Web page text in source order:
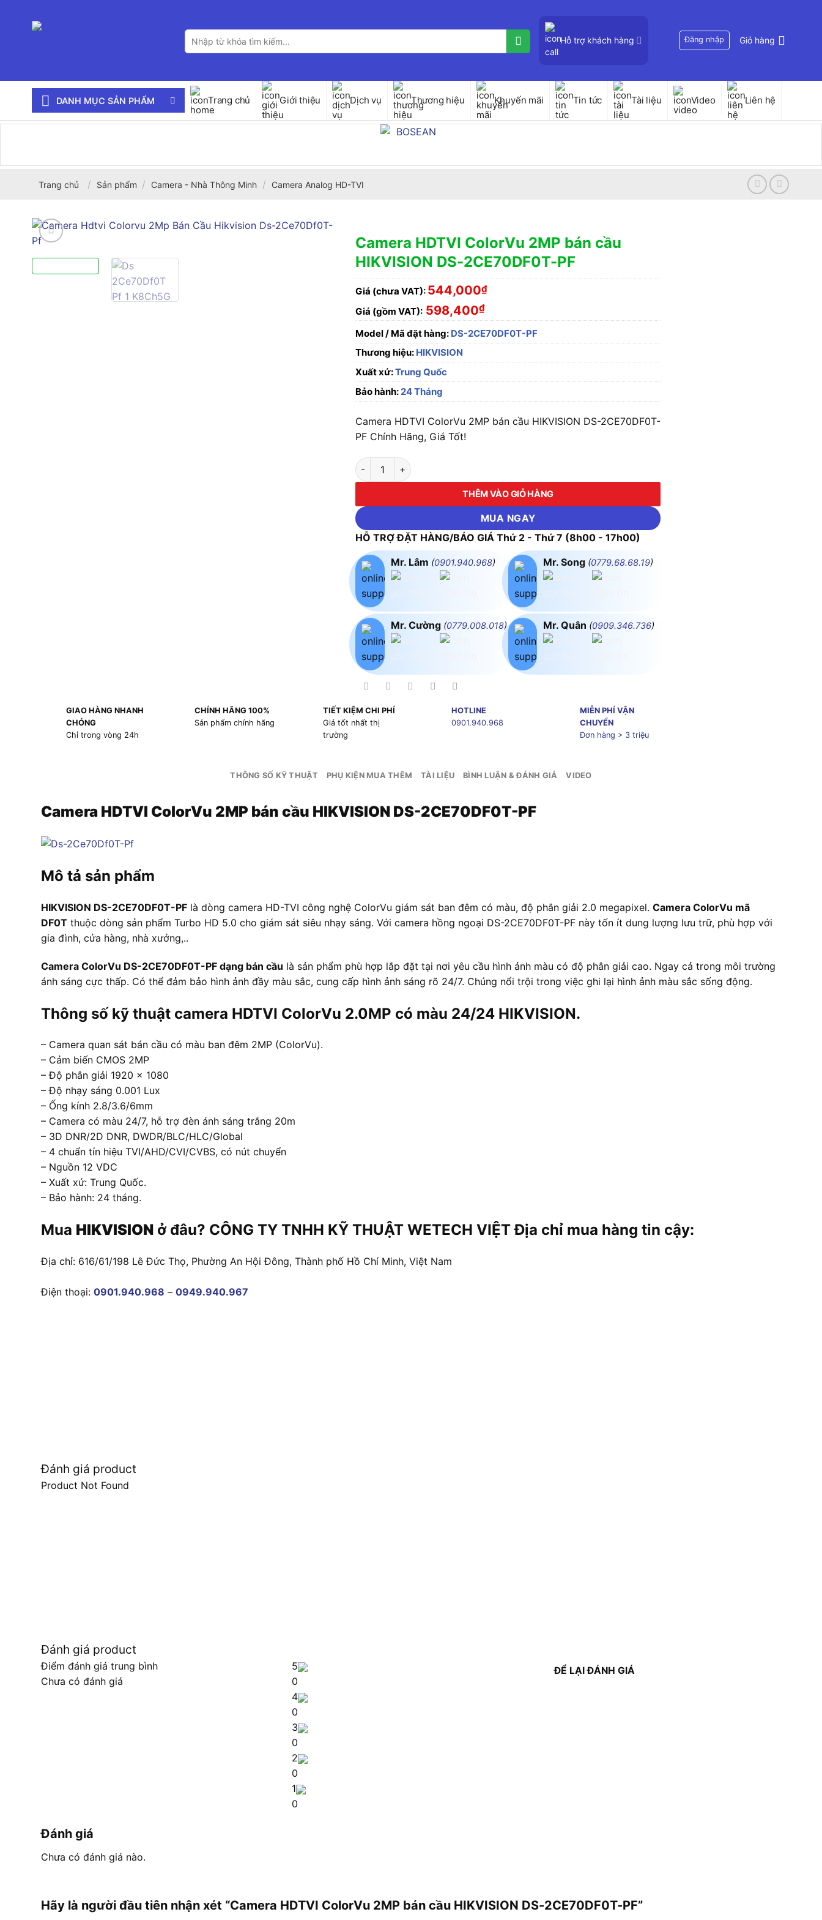
Tìm
kiếm:
Hỗ trợ khách hàng Đăng nhập Giỏ hàng
DANH MỤC SẢN PHẨM Trang chủ Giới thiệu Dịch vụ Thương hiệu Khuyến mãi Tin tức Tài liệu Video Liên hệ
Trang chủ / Sản phẩm / Camera - Nhà Thông Minh / Camera Analog HD-TVI
Camera HDTVI ColorVu 2MP bán cầu
HIKVISION DS-2CE70DF0T-PF
Giá (chưa VAT): 544,000₫
Giá (gồm VAT): 598,400₫
Model / Mã đặt hàng: DS-2CE70DF0T-PF
Thương hiệu: HIKVISION
Xuất xứ:Trung Quốc
Bảo hành:24 Tháng
Camera HDTVI ColorVu 2MP bán cầu HIKVISION DS-2CE70DF0T-
PF Chính Hãng, Giá Tốt!
Camera HDTVI ColorVu 2MP bán cầu HIKVISION DS-2CE70DF0T-PF số lượng
THÊM VÀO GIỎ HÀNG
MUA NGAY
HỖ TRỢ ĐẶT HÀNG/BÁO GIÁ Thứ 2 - Thứ 7 (8h00 - 17h00)
Mr. Lâm (0901.940.968)
Mr. Cường (0779.008.018)
Mr. Song (0779.68.68.19)
Mr. Quân (0909.346.736)
GIAO HÀNG NHANH
CHÓNG
Chỉ trong vòng 24h
CHÍNH HÃNG 100%
Sản phẩm chính hãng
TIẾT KIỆM CHI PHÍ
Giá tốt nhất thị
trường
HOTLINE
0901.940.968
MIỄN PHÍ VẬN
CHUYỂN
Đơn hàng > 3 triệu
THÔNG SỐ KỸ THUẬT PHỤ KIỆN MUA THÊM TÀI LIỆU BÌNH LUẬN & ĐÁNH GIÁ VIDEO
Camera HDTVI ColorVu 2MP bán cầu HIKVISION DS-2CE70DF0T-PF
Mô tả sản phẩm
HIKVISION DS-2CE70DF0T-PF là dòng camera HD-TVI công nghệ ColorVu giám sát ban đêm có màu, độ phân giải 2.0 megapixel. Camera ColorVu mã
DF0T thuộc dòng sản phẩm Turbo HD 5.0 cho giám sát siêu nhạy sáng. Với camera hồng ngoại DS-2CE70DF0T-PF này tốn ít dung lượng lưu trữ, phù hợp với
gia đình, cửa hàng, nhà xưởng,..
Camera ColorVu DS-2CE70DF0T-PF dạng bán cầu là sản phẩm phù hợp lắp đặt tại nơi yêu cầu hình ảnh màu có độ phân giải cao. Ngay cả trong môi trường
ánh sáng cực thấp. Có thể đảm bảo hình ảnh đầy màu sắc, cung cấp hình ảnh sáng rõ 24/7. Chúng nổi trội trong việc ghi lại hình ảnh màu sắc sống động.
Thông số kỹ thuật camera HDTVI ColorVu 2.0MP có màu 24/24 HIKVISION.
– Camera quan sát bán cầu có màu ban đêm 2MP (ColorVu).
– Cảm biến CMOS 2MP
– Độ phân giải 1920 × 1080
– Độ nhạy sáng 0.001 Lux
– Ống kính 2.8/3.6/6mm
– Camera có màu 24/7, hỗ trợ đèn ánh sáng trắng 20m
– 3D DNR/2D DNR, DWDR/BLC/HLC/Global
– 4 chuẩn tín hiệu TVI/AHD/CVI/CVBS, có nút chuyển
– Nguồn 12 VDC
– Xuất xứ: Trung Quốc.
– Bảo hành: 24 tháng.
Mua HIKVISION ở đâu? CÔNG TY TNHH KỸ THUẬT WETECH VIỆT Địa chỉ mua hàng tin cậy:
Địa chỉ: 616/61/198 Lê Đức Thọ, Phường An Hội Đông, Thành phố Hồ Chí Minh, Việt Nam
Điện thoại: 0901.940.968 – 0949.940.967
Đánh giá product
Product Not Found
Đánh giá product
Điểm đánh giá trung bình
Chưa có đánh giá
5
0
4
0
3
0
2
0
1
0
ĐỂ LẠI ĐÁNH GIÁ
Đánh giá
Chưa có đánh giá nào.
Hãy là người đầu tiên nhận xét “Camera HDTVI ColorVu 2MP bán cầu HIKVISION DS-2CE70DF0T-PF”